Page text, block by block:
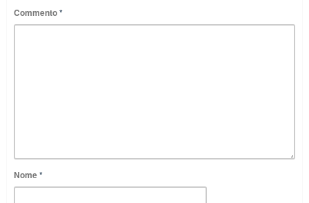
Commento*
Nome*